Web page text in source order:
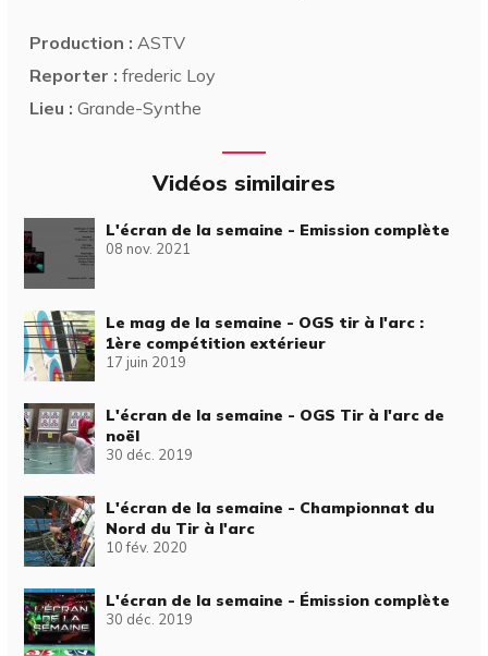
Production : ASTV
Reporter : frederic Loy
Lieu : Grande-Synthe
Vidéos similaires
L'écran de la semaine - Emission complète
08 nov. 2021
Le mag de la semaine - OGS tir à l'arc :
1ère compétition extérieur
17 juin 2019
L'écran de la semaine - OGS Tir à l'arc de
noël
30 déc. 2019
L'écran de la semaine - Championnat du
Nord du Tir à l'arc
10 fév. 2020
L'écran de la semaine - Émission complète
30 déc. 2019